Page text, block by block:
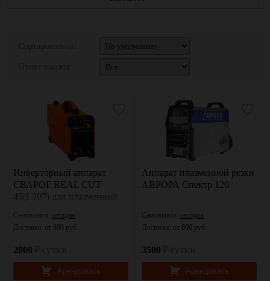
Инверторный аппарат
СВАРОГ REAL CUT
45(L207) для плазменной
Самовывоз: сегодня
Доставка: от 800 руб.
2000
Арендовать
Аппарат плазменной резки
АВРОРА Спектр 120
Самовывоз: сегодня
Доставка: от 800 руб.
3500
Арендовать